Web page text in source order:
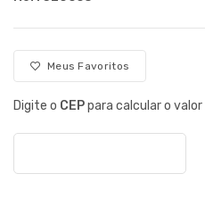
Meus Favoritos
Digite o CEPpara calcular o